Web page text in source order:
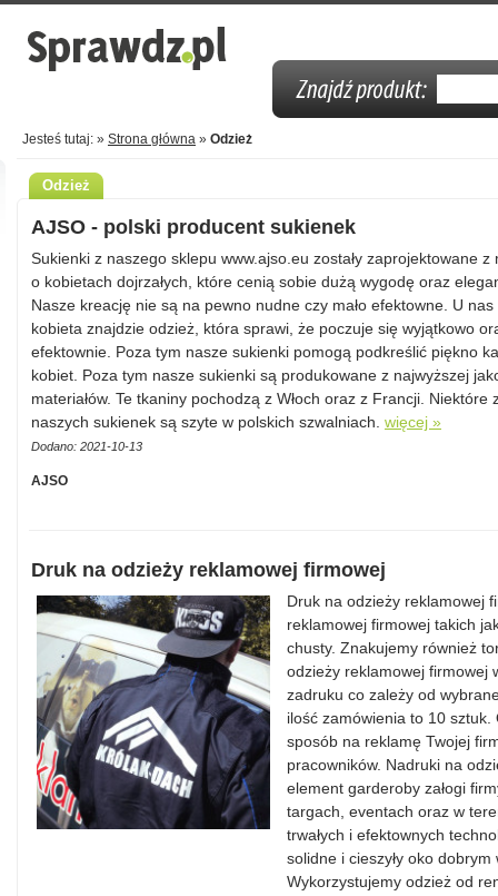
Jesteś tutaj: » Strona główna » Odzież
Odzież
AJSO - polski producent sukienek
Sukienki z naszego sklepu www.ajso.eu zostały zaprojektowane z
o kobietach dojrzałych, które cenią sobie dużą wygodę oraz
Nasze kreację nie są na pewno nudne czy mało efektowne. U nas
kobieta znajdzie odzież, która sprawi, że poczuje się wyjątkowo
efektownie. Poza tym nasze sukienki pomogą podkreślić piękno
kobiet. Poza tym nasze sukienki są produkowane z najwyższej
materiałów. Te tkaniny pochodzą z Włoch oraz z Francji. Niektóre
naszych sukienek są szyte w polskich szwalniach. więcej »
Dodano: 2021-10-13
AJSO
Druk na odzieży reklamowej firmowej
Druk na odzieży reklamowej
reklamowej firmowej takich
chusty. Znakujemy również
odzieży reklamowej firmowej
zadruku co zależy od
ilość zamówienia to 10
sposób na reklamę Twojej
pracowników. Nadruki na
element garderoby załogi
targach, eventach oraz w
trwałych i efektownych
solidne i cieszyły oko
Wykorzystujemy odzież od